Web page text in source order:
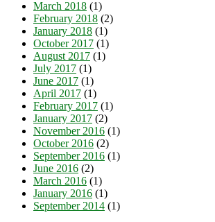
March 2018 (1)
February 2018 (2)
January 2018 (1)
October 2017 (1)
August 2017 (1)
July 2017 (1)
June 2017 (1)
April 2017 (1)
February 2017 (1)
January 2017 (2)
November 2016 (1)
October 2016 (2)
September 2016 (1)
June 2016 (2)
March 2016 (1)
January 2016 (1)
September 2014 (1)